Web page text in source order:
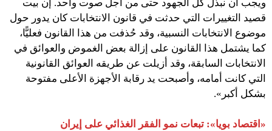
ويجب أن نبذل كل الجهود حتى من أجل صوت واحد. إن بيت
قصيد التغييرات التي حدثت في قانون الانتخابات كان يدور حول
موضوع الانتخابات النسبية، وقد حُذفت من هذا القانون فعليًّا،
كما يشتمل هذا القانون على إزالة بعض الغموض والعوائق في
الانتخابات السابقة، وقد أزيلت عن طريقه العوائق القانونية
التي كانت أمامه، وأصبحت يد رقابة الأجهزة الأعلى مفتوحة
بشكل أكبر».
«اقتصاد بويا»: تبعات نمو الفقر الغذائي على إيران